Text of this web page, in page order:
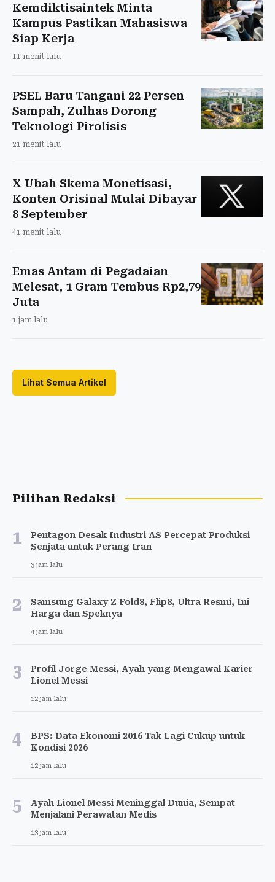
Kemdiktisaintek Minta
Kampus Pastikan Mahasiswa
Siap Kerja
11 menit lalu
PSEL Baru Tangani 22 Persen
Sampah, Zulhas Dorong
Teknologi Pirolisis
21 menit lalu
X Ubah Skema Monetisasi,
Konten Orisinal Mulai Dibayar
8 September
41 menit lalu
Emas Antam di Pegadaian
Melesat, 1 Gram Tembus Rp2,79
Juta
1 jam lalu
Lihat Semua Artikel
Pilihan Redaksi
1
Pentagon Desak Industri AS Percepat Produksi
Senjata untuk Perang Iran
3 jam lalu
2
Samsung Galaxy Z Fold8, Flip8, Ultra Resmi, Ini
Harga dan Speknya
4 jam lalu
3
Profil Jorge Messi, Ayah yang Mengawal Karier
Lionel Messi
12 jam lalu
4
BPS: Data Ekonomi 2016 Tak Lagi Cukup untuk
Kondisi 2026
12 jam lalu
5
Ayah Lionel Messi Meninggal Dunia, Sempat
Menjalani Perawatan Medis
13 jam lalu